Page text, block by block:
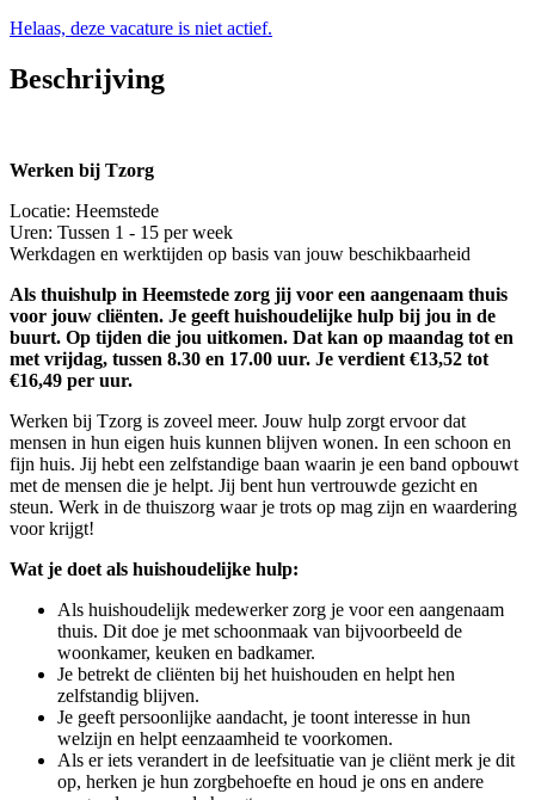
Helaas, deze vacature is niet actief.
Beschrijving
Werken bij Tzorg
Locatie: Heemstede
Uren: Tussen 1 - 15 per week
Werkdagen en werktijden op basis van jouw beschikbaarheid
Als thuishulp in Heemstede zorg jij voor een aangenaam thuis
voor jouw cliënten. Je geeft huishoudelijke hulp bij jou in de
buurt. Op tijden die jou uitkomen. Dat kan op maandag tot en
met vrijdag, tussen 8.30 en 17.00 uur. Je verdient €13,52 tot
€16,49 per uur.
Werken bij Tzorg is zoveel meer. Jouw hulp zorgt ervoor dat
mensen in hun eigen huis kunnen blijven wonen. In een schoon en
fijn huis. Jij hebt een zelfstandige baan waarin je een band opbouwt
met de mensen die je helpt. Jij bent hun vertrouwde gezicht en
steun. Werk in de thuiszorg waar je trots op mag zijn en waardering
voor krijgt!
Wat je doet als huishoudelijke hulp:
Als huishoudelijk medewerker zorg je voor een aangenaam
thuis. Dit doe je met schoonmaak van bijvoorbeeld de
woonkamer, keuken en badkamer.
Je betrekt de cliënten bij het huishouden en helpt hen
zelfstandig blijven.
Je geeft persoonlijke aandacht, je toont interesse in hun
welzijn en helpt eenzaamheid te voorkomen.
Als er iets verandert in de leefsituatie van je cliënt merk je dit
op, herken je hun zorgbehoefte en houd je ons en andere